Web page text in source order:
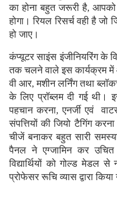
का होना बहुत जरूरी है,
होगा। रियल रिसर्च वही है
हो जाए।
कंप्यूटर साइंस इंजीनियरिंग के
तक चलने वाले इस कार्यक्रम
वी आर, मशीन लर्निंग तथा
के लिए प्रॉब्लम दी गई थी।
पहचान करना, एनर्जी एवं
संपत्तियों की जियो टैगिंग
चीजें बनाकर बहुत सारी
पैनल ने एग्जामिन कर
विद्यार्थियों को गोल्ड मेडल
प्रोफेसर रूचि व्यास द्वारा किया